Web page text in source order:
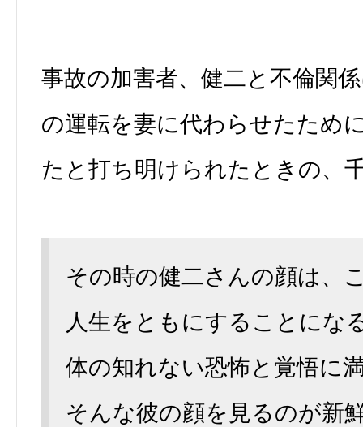
事故の加害者、健二と不倫関
の運転を妻に代わらせたため
たと打ち明けられたときの、
その時の健二さんの顔は、
人生をともにすることにな
体の知れない恐怖と覚悟に
そんな彼の顔を見るのが新